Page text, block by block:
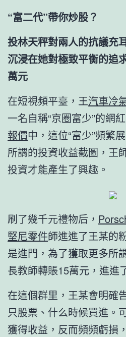
“富二代”帶你炒股？
投林天秤對兩人的抗議充
沉浸在她對極致平衡的追
萬元
在短視頻平臺，王汽車冷
一名自稱“京圈富少”的網
報價中，這位“富少”頻繁
所謂的投資收益截圖，王
投資才能產生了興趣。
刷了幾千元禮物后，
堅尼零件師進進了王某的
是進門，為了獲取更多所
長教師轉賬15萬元，進進
在這個群里，王某會明確
只股票、什么時候買進。
獲得收益，反而頻頻虧損